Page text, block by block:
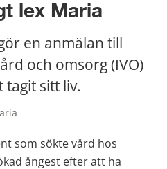
lex Maria
en anmälan till
och omsorg (IVO)
sitt liv.
som sökte vård hos
ångest efter att ha